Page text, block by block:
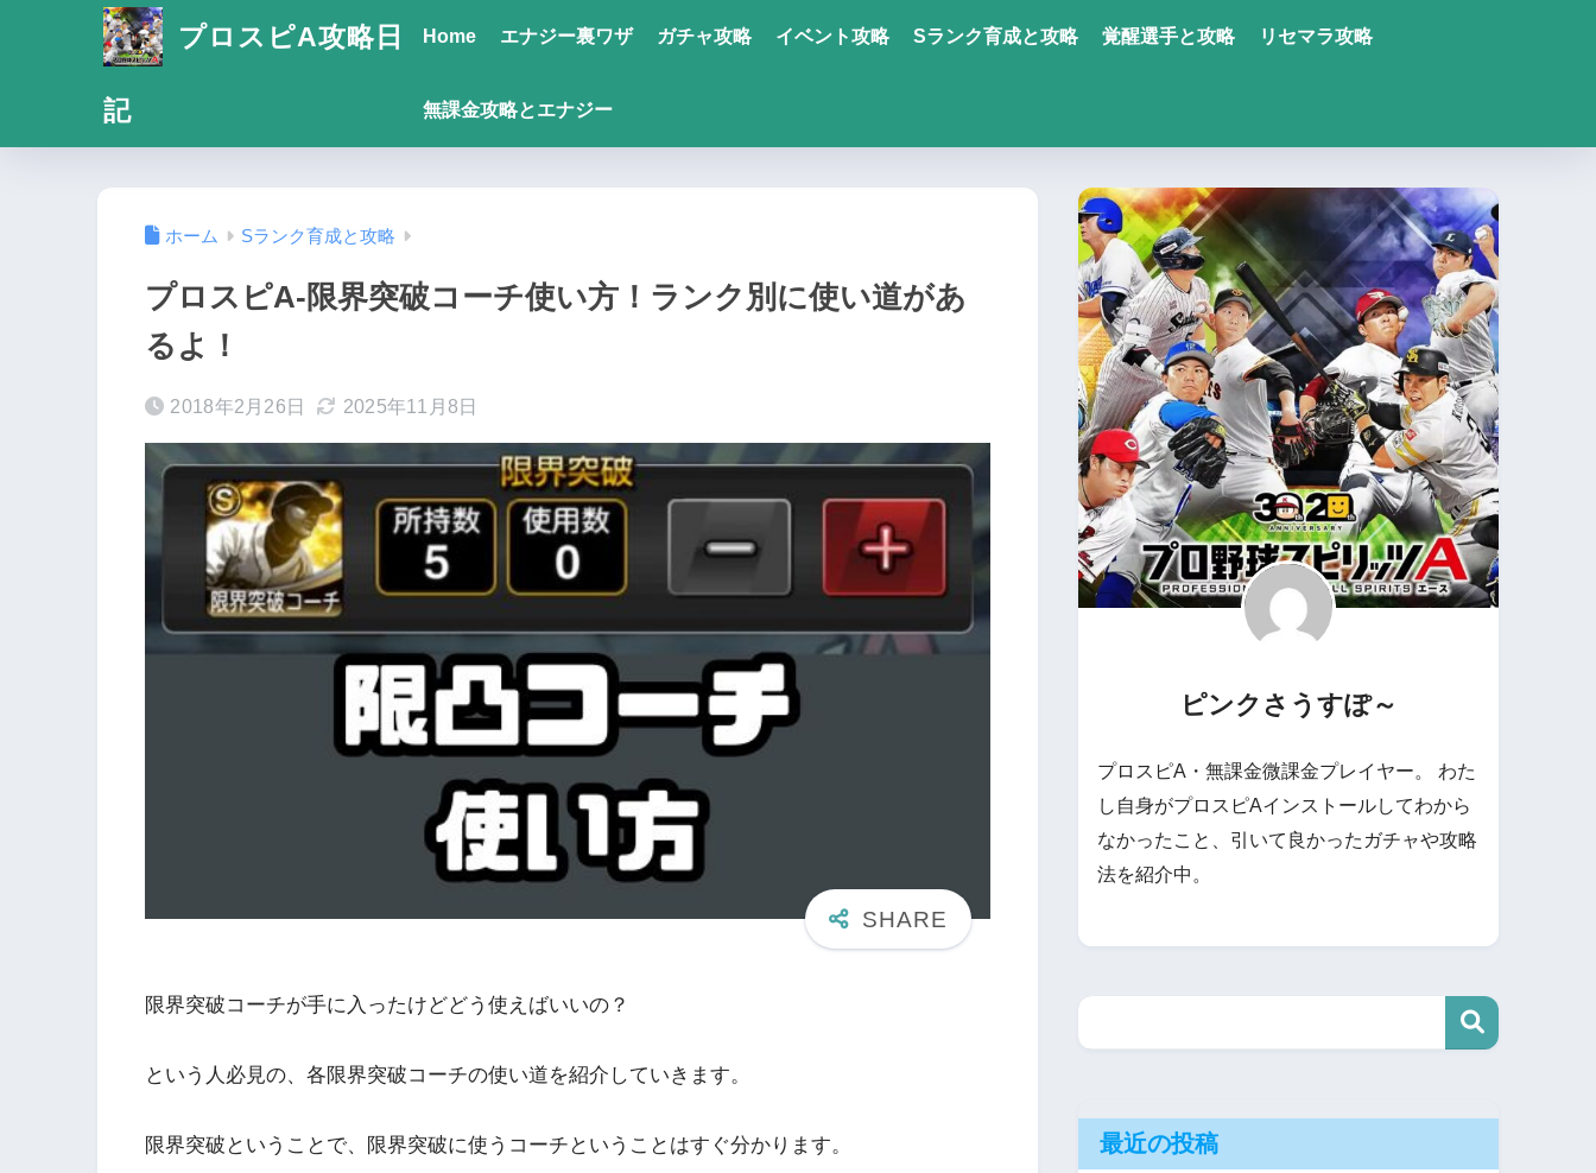
プロスピA攻略日
記
Home エナジー裏ワザ ガチャ攻略 イベント攻略 Sランク育成と攻略 覚醒選手と攻略 リセマラ攻略
無課金攻略とエナジー
ホーム Sランク育成と攻略
プロスピA-限界突破コーチ使い方！ランク別に使い道があ
るよ！
2018年2月26日 2025年11月8日
限界突破コーチが手に入ったけどどう使えばいいの？
という人必見の、各限界突破コーチの使い道を紹介していきます。
限界突破ということで、限界突破に使うコーチということはすぐ分かります。
ピンクさうすぽ～
プロスピA・無課金微課金プレイヤー。 わた
し自身がプロスピAインストールしてわから
なかったこと、引いて良かったガチャや攻略
法を紹介中。
最近の投稿